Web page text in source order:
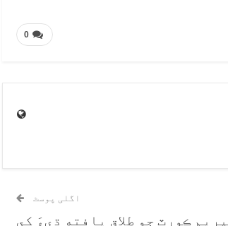
0
اگلی پوسٹ
ڪورٽ جو طلاق يافته ڌيءَ کي